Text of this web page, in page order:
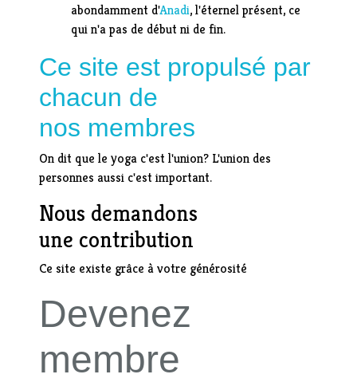
abondamment d'Anadi, l'éternel présent, ce
qui n'a pas de début ni de fin.
Ce site est propulsé par
chacun de
nos membres
On dit que le yoga c'est l'union? L'union des
personnes aussi c'est important.
Nous demandons
une contribution
Ce site existe grâce à votre générosité
Devenez
membre